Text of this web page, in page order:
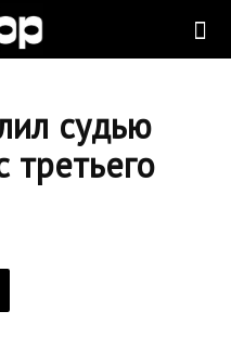
судью
третьего